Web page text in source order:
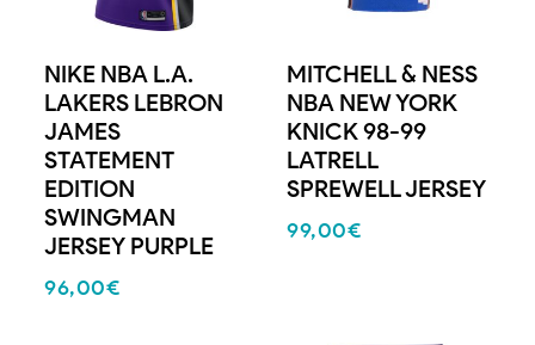
NIKE NBA L.A.
LAKERS LEBRON
JAMES
STATEMENT
EDITION
SWINGMAN
JERSEY PURPLE
96,00€
MITCHELL & NESS
NBA NEW YORK
KNICK 98-99
LATRELL
SPREWELL JERSEY
99,00€